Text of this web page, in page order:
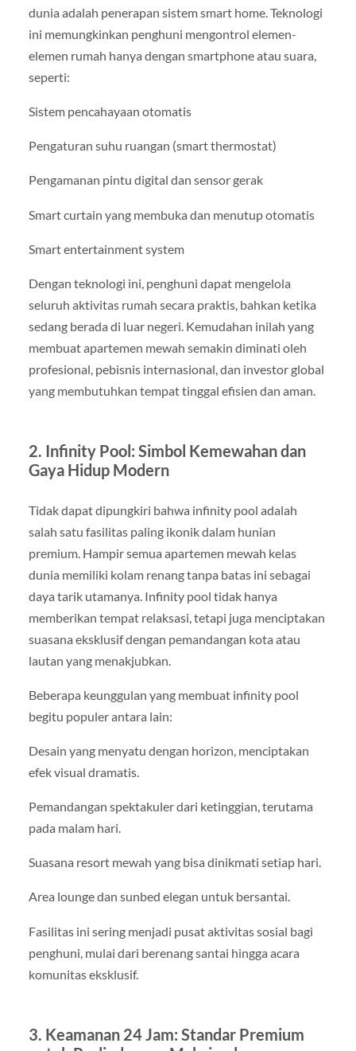
dunia adalah penerapan sistem smart home. Teknologi
ini memungkinkan penghuni mengontrol elemen-
elemen rumah hanya dengan smartphone atau suara,
seperti:
Sistem pencahayaan otomatis
Pengaturan suhu ruangan (smart thermostat)
Pengamanan pintu digital dan sensor gerak
Smart curtain yang membuka dan menutup otomatis
Smart entertainment system
Dengan teknologi ini, penghuni dapat mengelola
seluruh aktivitas rumah secara praktis, bahkan ketika
sedang berada di luar negeri. Kemudahan inilah yang
membuat apartemen mewah semakin diminati oleh
profesional, pebisnis internasional, dan investor global
yang membutuhkan tempat tinggal efisien dan aman.
2. Infinity Pool: Simbol Kemewahan dan
Gaya Hidup Modern
Tidak dapat dipungkiri bahwa infinity pool adalah
salah satu fasilitas paling ikonik dalam hunian
premium. Hampir semua apartemen mewah kelas
dunia memiliki kolam renang tanpa batas ini sebagai
daya tarik utamanya. Infinity pool tidak hanya
memberikan tempat relaksasi, tetapi juga menciptakan
suasana eksklusif dengan pemandangan kota atau
lautan yang menakjubkan.
Beberapa keunggulan yang membuat infinity pool
begitu populer antara lain:
Desain yang menyatu dengan horizon, menciptakan
efek visual dramatis.
Pemandangan spektakuler dari ketinggian, terutama
pada malam hari.
Suasana resort mewah yang bisa dinikmati setiap hari.
Area lounge dan sunbed elegan untuk bersantai.
Fasilitas ini sering menjadi pusat aktivitas sosial bagi
penghuni, mulai dari berenang santai hingga acara
komunitas eksklusif.
3. Keamanan 24 Jam: Standar Premium